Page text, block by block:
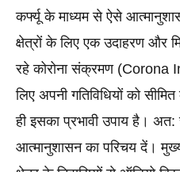
कर्फ्यू के माध्यम से ऐसे
क्षेत्रों के लिए एक उदाहरण
रहे कोरोना संक्रमण (Corona
लिए अपनी गतिविधियों को
ही इसका प्रभावी उपाय है।
आत्मानुशासन का परिचय दें।